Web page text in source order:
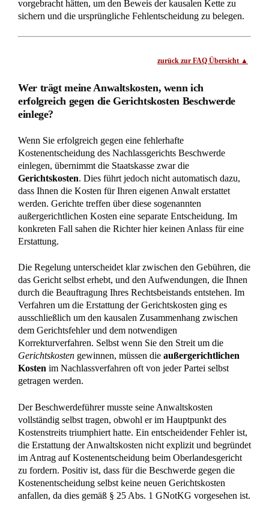
verfügt über Grundstück
Standesamtsfehler: Nacherbe verliert
Amtshaftungsanspruch nach 10 Jahren
Erbvertrag von 1965: Erbin verliert ihren 20 Jahre alten
Erbschein